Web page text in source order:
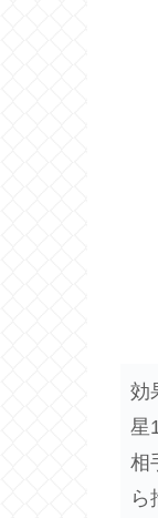
効
星
相
ら